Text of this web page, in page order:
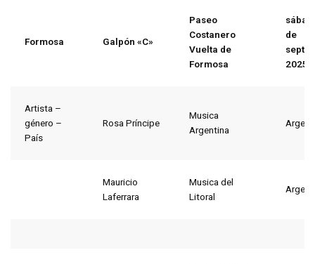
Formosa Galpón «C»
Paseo
Costanero
Vuelta de
Formosa
de
2025
Artista –
género –
País
Rosa Príncipe
Musica
Argentina
Mauricio
Laferrara
Musica del
Litoral